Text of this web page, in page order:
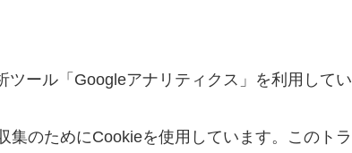
ール「Googleアナリティクス」を利用してい
のためにCookieを使用しています。このトラ